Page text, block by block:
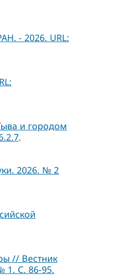
- 2026. URL:
и городом
.
2026. № 2
// Вестник
1. C. 86-95.